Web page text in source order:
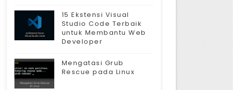
15 Ekstensi Visual
Studio Code Terbaik
untuk Membantu Web
Developer
Mengatasi Grub
Rescue pada Linux